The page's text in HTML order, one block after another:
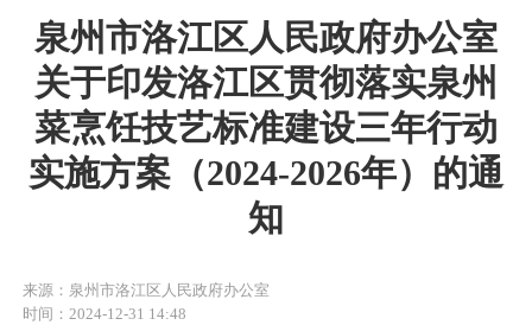
泉州市洛江区人民政府办公室
关于印发洛江区贯彻落实泉州
菜烹饪技艺标准建设三年行动
实施方案（2024-2026年）的通
知
来源：泉州市洛江区人民政府办公室
时间：2024-12-31 14:48